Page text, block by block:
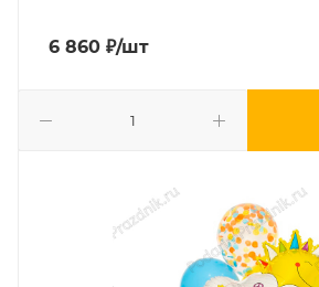
6 860 ₽/шт